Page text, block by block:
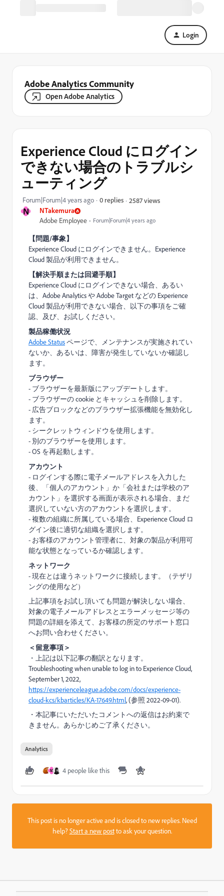
Login
Adobe Analytics Community
Open Adobe Analytics
N NTakemura
Adobe Employee Forum|Forum|4 years ago
Experience Cloud にログイン
できない場合のトラブルシ
ューティング
Forum|Forum|4 years ago 0 replies 2587 views
【問題/事象】
Experience Cloud にログインできません。Experience
Cloud 製品が利用できません。
【解決手順または回避手順】
Experience Cloud にログインできない場合、あるい
は、Adobe Analytics や Adobe Target などの Experience
Cloud 製品が利用できない場合、以下の事項をご確
認、及び、お試しください。
製品稼働状況
Adobe Statusページで、メンテナンスが実施されてい
ないか、あるいは、障害が発生していないか確認し
ます。
ブラウザー
- ブラウザーを最新版にアップデートします。
- ブラウザーの cookie とキャッシュを削除します。
- 広告ブロックなどのブラウザー拡張機能を無効化し
ます。
- シークレットウィンドウを使用します。
- 別のブラウザーを使用します。
- OS を再起動します。
アカウント
- ログインする際に電子メールアドレスを入力した
後、「個人のアカウント」か「会社または学校のア
カウント」を選択する画面が表示される場合、まだ
選択していない方のアカウントを選択します。
- 複数の組織に所属している場合、Experience Cloud ロ
グイン後に適切な組織を選択します。
- お客様のアカウント管理者に、対象の製品が利用可
能な状態となっているか確認します。
ネットワーク
- 現在とは違うネットワークに接続します。（テザリ
ングの使用など）
上記事項をお試し頂いても問題が解決しない場合、
対象の電子メールアドレスとエラーメッセージ等の
問題の詳細を添えて、お客様の所定のサポート窓口
へお問い合わせください。
＜留意事項＞
・上記は以下記事の翻訳となります。
Troubleshooting when unable to log in to Experience Cloud,
September 1, 2022,
https://experienceleague.adobe.com/docs/experience-
cloud-kcs/kbarticles/KA-17649.html, (参照 2022-09-01).
・ 本記事にいただいたコメントへの返信はお約束で
きません。あらかじめご了承ください。
Analytics
M 4 people like this
This post is no longer active and is closed to new replies. Need
help?Start a new postto ask your question.